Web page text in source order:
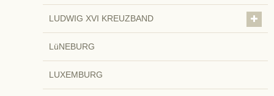
LUDWIG XVI KREUZBAND
LüNEBURG
LUXEMBURG